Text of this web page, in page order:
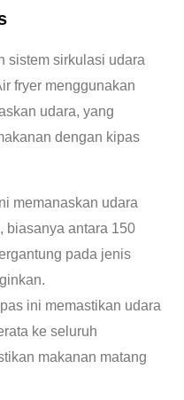
sistem sirkulasi udara
fryer menggunakan
udara, yang
dengan kipas
memanaskan udara
biasanya antara 150
pada jenis
ini memastikan udara
ke seluruh
makanan matang